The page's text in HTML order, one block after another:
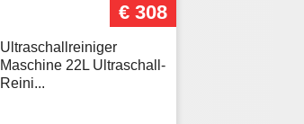
€ 308
Ultraschallreiniger
Maschine 22L Ultraschall-
Reini...